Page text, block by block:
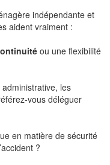
indépendante et
aident vraiment :
ou une flexibilité
administrative, les
vous déléguer
en matière de sécurité
?